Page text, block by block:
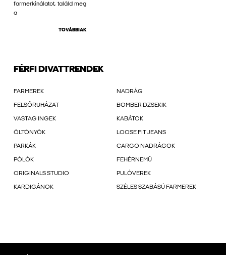
farmerkínálatot, találd meg
a
TOVÁBBIAK
FÉRFI DIVATTRENDEK
FARMEREK NADRÁG
FELSŐRUHÁZAT BOMBER DZSEKIK
VASTAG INGEK KABÁTOK
ÖLTÖNYÖK LOOSE FIT JEANS
PARKÁK CARGO NADRÁGOK
PÓLÓK FEHÉRNEMŰ
ORIGINALS STUDIO PULÓVEREK
KARDIGÁNOK SZÉLES SZABÁSÚ FARMEREK